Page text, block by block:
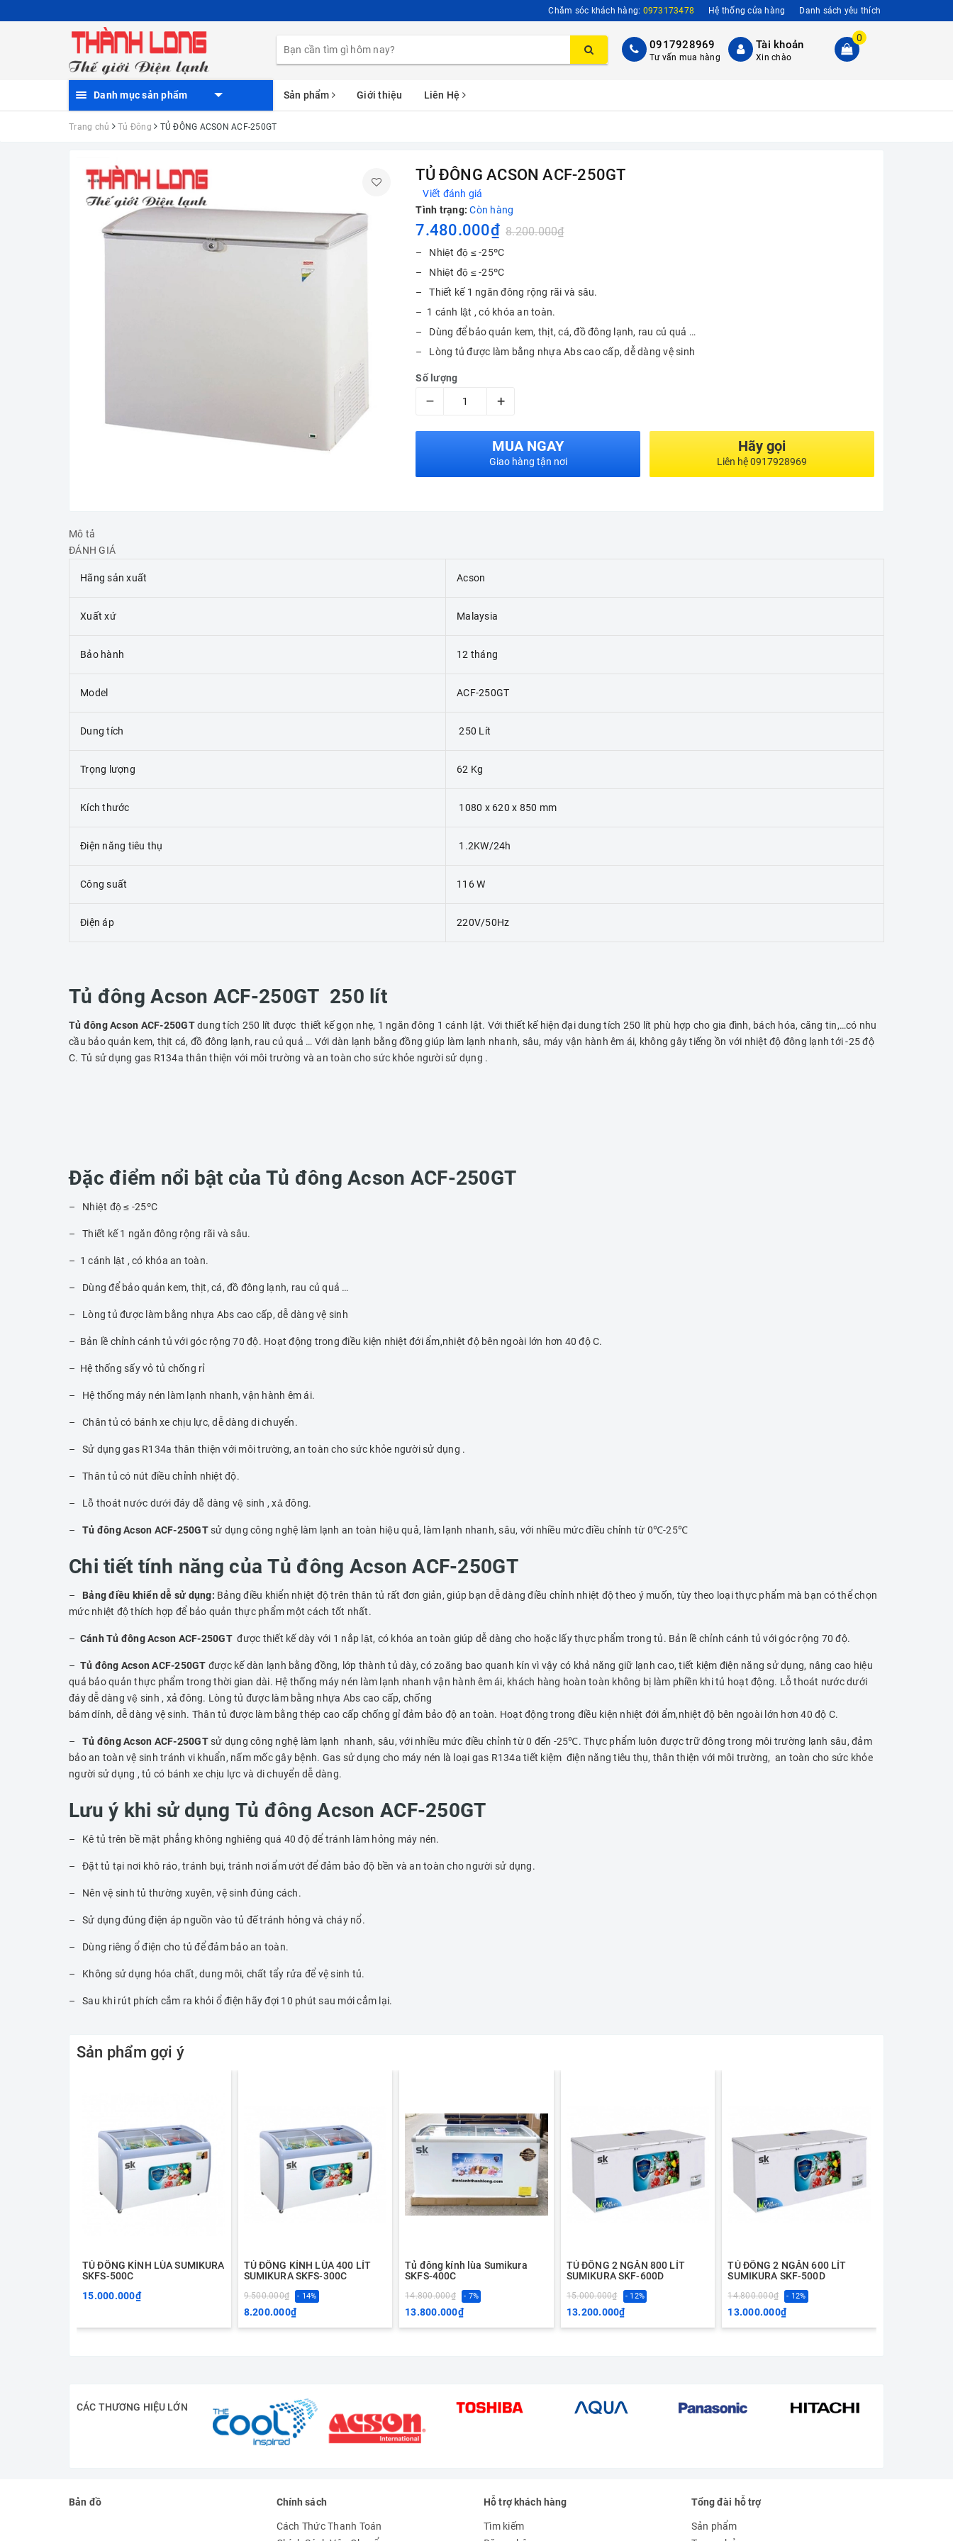
Chăm sóc khách hàng: 0973173478 Hệ thống cửa hàng Danh sách yêu thích
0917928969
Tư vấn mua hàng
Tài khoản
Xin chào
0
Danh mục sản phẩm Sản phẩm Giới thiệu Liên Hệ
Trang chủ Tủ Đông TỦ ĐÔNG ACSON ACF-250GT
TỦ ĐÔNG ACSON ACF-250GT
Viết đánh giá
Tình trạng: Còn hàng
7.480.000₫ 8.200.000₫
– Nhiệt độ ≤ -25ºC
– Nhiệt độ ≤ -25ºC
– Thiết kế 1 ngăn đông rộng rãi và sâu.
– 1 cánh lật , có khóa an toàn.
– Dùng để bảo quản kem, thịt, cá, đồ đông lạnh, rau củ quả …
– Lòng tủ được làm bằng nhựa Abs cao cấp, dễ dàng vệ sinh
Số lượng
– +
MUA NGAY
Giao hàng tận nơi
Hãy gọi
Liên hệ 0917928969
Mô tả
ĐÁNH GIÁ
Hãng sản xuất Acson
Xuất xứ Malaysia
Bảo hành 12 tháng
Model ACF-250GT
Dung tích 250 Lít
Trọng lượng 62 Kg
Kích thước 1080 x 620 x 850 mm
Điện năng tiêu thụ 1.2KW/24h
Công suất 116 W
Điện áp 220V/50Hz
Tủ đông Acson ACF-250GT 250 lít
Tủ đông Acson ACF-250GTdung tích 250 lít được thiết kế gọn nhẹ, 1 ngăn đông 1 cánh lật. Với thiết kế hiện đại dung tích 250 lít phù hợp cho gia đình, bách hóa, căng tin,…có nhu
cầu bảo quản kem, thịt cá, đồ đông lạnh, rau củ quả … Với dàn lạnh bằng đồng giúp làm lạnh nhanh, sâu, máy vận hành êm ái, không gây tiếng ồn với nhiệt độ đông lạnh tới -25 độ
C. Tủ sử dụng gas R134a thân thiện với môi trường và an toàn cho sức khỏe người sử dụng .
Đặc điểm nổi bật của Tủ đông Acson ACF-250GT
– Nhiệt độ ≤ -25ºC
– Thiết kế 1 ngăn đông rộng rãi và sâu.
– 1 cánh lật , có khóa an toàn.
– Dùng để bảo quản kem, thịt, cá, đồ đông lạnh, rau củ quả …
– Lòng tủ được làm bằng nhựa Abs cao cấp, dễ dàng vệ sinh
– Bản lề chỉnh cánh tủ với góc rộng 70 độ. Hoạt động trong điều kiện nhiệt đới ẩm,nhiệt độ bên ngoài lớn hơn 40 độ C.
– Hệ thống sấy vỏ tủ chống rỉ
– Hệ thống máy nén làm lạnh nhanh, vận hành êm ái.
– Chân tủ có bánh xe chịu lực, dễ dàng di chuyển.
– Sử dụng gas R134a thân thiện với môi trường, an toàn cho sức khỏe người sử dụng .
– Thân tủ có nút điều chỉnh nhiệt độ.
– Lỗ thoát nước dưới đáy dễ dàng vệ sinh , xả đông.
– Tủ đông Acson ACF-250GTsử dụng công nghệ làm lạnh an toàn hiệu quả, làm lạnh nhanh, sâu, với nhiều mức điều chỉnh từ 0℃-25℃
Chi tiết tính năng củaTủ đông Acson ACF-250GT
– Bảng điều khiển dễ sử dụng: Bảng điều khiển nhiệt độ trên thân tủ rất đơn giản, giúp bạn dễ dàng điều chỉnh nhiệt độ theo ý muốn, tùy theo loại thực phẩm mà bạn có thể chọn
mức nhiệt độ thích hợp để bảo quản thực phẩm một cách tốt nhất.
– Cánh Tủ đông Acson ACF-250GTđược thiết kế dày với 1 nắp lật, có khóa an toàn giúp dễ dàng cho hoặc lấy thực phẩm trong tủ. Bản lề chỉnh cánh tủ với góc rộng 70 độ.
– Tủ đông Acson ACF-250GT được kế dàn lạnh bằng đồng, lớp thành tủ dày, có zoăng bao quanh kín vì vậy có khả năng giữ lạnh cao, tiết kiệm điện năng sử dụng, nâng cao hiệu
quả bảo quản thực phẩm trong thời gian dài. Hệ thống máy nén làm lạnh nhanh vận hành êm ái, khách hàng hoàn toàn không bị làm phiền khi tủ hoạt động. Lỗ thoát nước dưới
đáy dễ dàng vệ sinh , xả đông. Lòng tủ được làm bằng nhựa Abs cao cấp, chống
bám dính, dễ dàng vệ sinh. Thân tủ được làm bằng thép cao cấp chống gỉ đảm bảo độ an toàn. Hoạt động trong điều kiện nhiệt đới ẩm,nhiệt độ bên ngoài lớn hơn 40 độ C.
– Tủ đông Acson ACF-250GT sử dụng công nghệ làm lạnh nhanh, sâu, với nhiều mức điều chỉnh từ 0 đến -25℃. Thực phẩm luôn được trữ đông trong môi trường lạnh sâu, đảm
bảo an toàn vệ sinh tránh vi khuẩn, nấm mốc gây bệnh. Gas sử dụng cho máy nén là loại gas R134a tiết kiệm điện năng tiêu thụ, thân thiện với môi trường, an toàn cho sức khỏe
người sử dụng , tủ có bánh xe chịu lực và di chuyển dễ dàng.
Lưu ý khi sử dụng Tủ đông Acson ACF-250GT
– Kê tủ trên bề mặt phẳng không nghiêng quá 40 độ để tránh làm hỏng máy nén.
– Đặt tủ tại nơi khô ráo, tránh bụi, tránh nơi ẩm ướt để đảm bảo độ bền và an toàn cho người sử dụng.
– Nên vệ sinh tủ thường xuyên, vệ sinh đúng cách.
– Sử dụng đúng điện áp nguồn vào tủ đế tránh hỏng và cháy nổ.
– Dùng riêng ổ điện cho tủ để đảm bảo an toàn.
– Không sử dụng hóa chất, dung môi, chất tẩy rửa để vệ sinh tủ.
– Sau khi rút phích cắm ra khỏi ổ điện hãy đợi 10 phút sau mới cắm lại.
Sản phẩm gợi ý
TỦ ĐÔNG KÍNH LÙA SUMIKURA
SKFS-500C
15.000.000₫
TỦ ĐÔNG KÍNH LÙA 400 LÍT
SUMIKURA SKFS-300C
9.500.000₫ - 14%
8.200.000₫
Tủ đông kính lùa Sumikura
SKFS-400C
14.800.000₫ - 7%
13.800.000₫
TỦ ĐÔNG 2 NGĂN 800 LÍT
SUMIKURA SKF-600D
15.000.000₫ - 12%
13.200.000₫
TỦ ĐÔNG 2 NGĂN 600 LÍT
SUMIKURA SKF-500D
14.800.000₫ - 12%
13.000.000₫
CÁC THƯƠNG HIỆU LỚN
Bản đồ Chính sách
Cách Thức Thanh Toán
Hỗ trợ khách hàng
Tìm kiếm
Tổng đài hỗ trợ
Sản phẩm